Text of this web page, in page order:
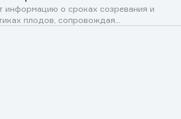
информацию о сроках созревания и
плодов, сопровождая...